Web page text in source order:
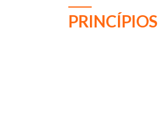
PRINCÍPIOS